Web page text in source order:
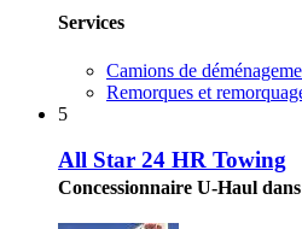
Services
Camions de
Remorques et
5
All Star 24 HR Towing
Concessionnaire U-Haul